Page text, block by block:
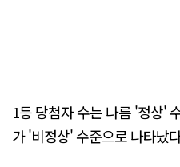
1등 당첨자 수는 나름 '정상'
가 '비정상' 수준으로 나타났